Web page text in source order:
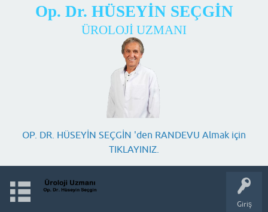
Op. Dr. HÜSEYİN SEÇGİN
ÜROLOJİ UZMANI
OP. DR. HÜSEYİN SEÇGİN 'den RANDEVU Almak için
TIKLAYINIZ.
Giriş